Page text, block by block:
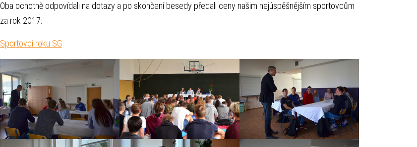
Oba ochotně odpovídali na dotazy a po skončení besedy předali ceny našim nejúspěšnějším sportovcům
za rok 2017.
Sportovci roku SG